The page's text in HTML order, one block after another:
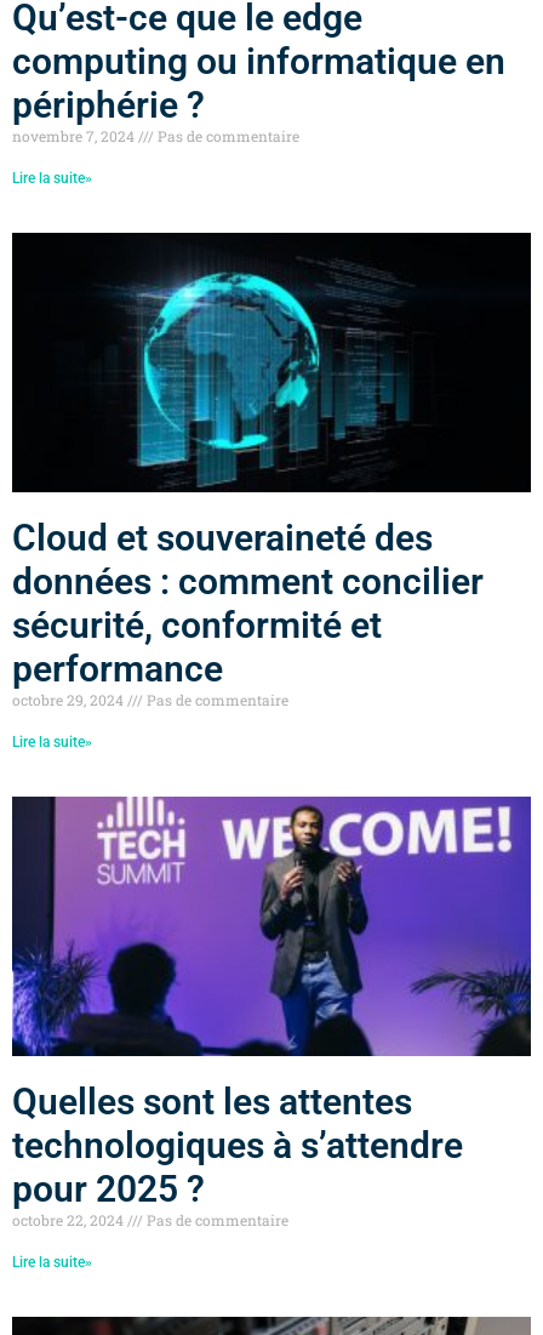
Qu’est-ce que le edge
computing ou informatique en
périphérie ?
novembre 7, 2024 Pas de commentaire
Lire la suite»
Cloud et souveraineté des
données : comment concilier
sécurité, conformité et
performance
octobre 29, 2024 Pas de commentaire
Lire la suite»
Quelles sont les attentes
technologiques à s’attendre
pour 2025 ?
octobre 22, 2024 Pas de commentaire
Lire la suite»